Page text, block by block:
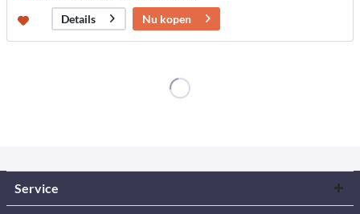
Details
Nu kopen
Service